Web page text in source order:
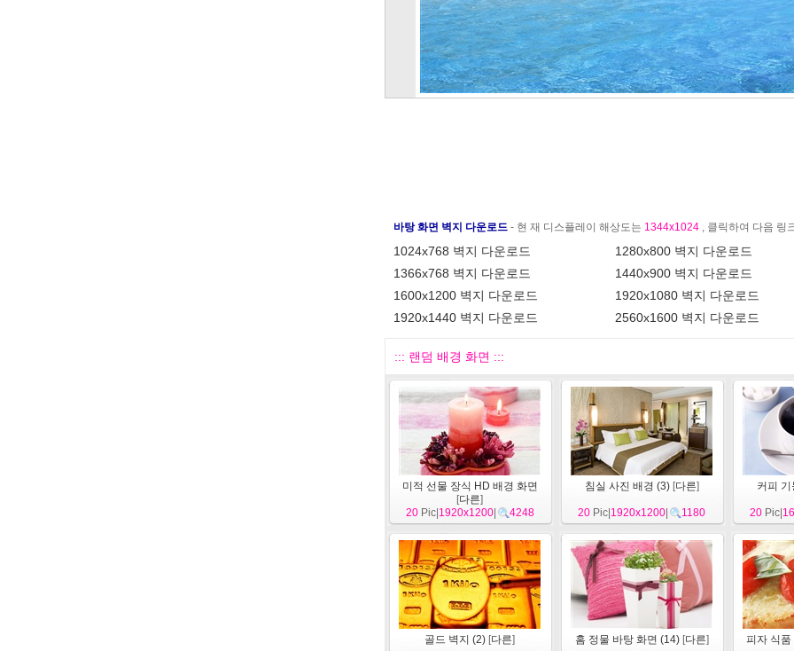
바탕 화면 벽지 다운로드 - 현 재 디스플레이 해상도는 1344x1024 , 클릭하여 다음 링
1024x768 벽지 다운로드
1280x800 벽지 다운로드
1366x768 벽지 다운로드
1440x900 벽지 다운로드
1600x1200 벽지 다운로드
1920x1080 벽지 다운로드
1920x1440 벽지 다운로드
2560x1600 벽지 다운로드
::: 랜덤 배경 화면 :::
미적 선물 장식 HD 배경 화면
[다른]
20Pic| 1920x1200| 4248
침실 사진 배경 (3)[다른]
20 Pic| 1920x1200 1180
커피
20Pic|
골드 벽지 (2) [다른] 홈 정물 바탕 화면 (14)[다른] 피자 식품